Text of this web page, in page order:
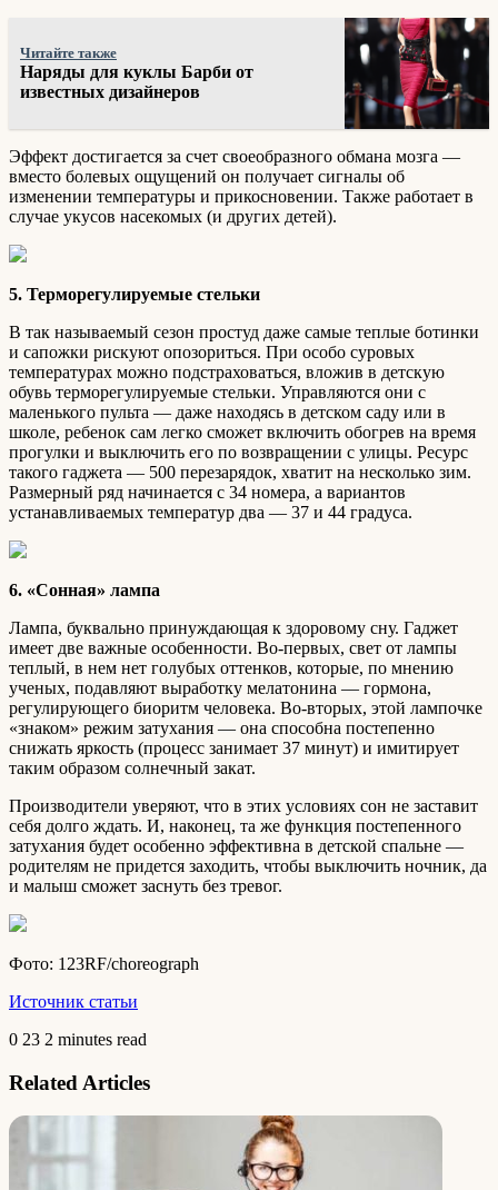
Читайте также
Наряды для куклы Барби от
известных дизайнеров
Эффект достигается за счет своеобразного обмана мозга —
вместо болевых ощущений он получает сигналы об
изменении температуры и прикосновении. Также работает в
случае укусов насекомых (и других детей).
5. Терморегулируемые стельки
В так называемый сезон простуд даже самые теплые ботинки
и сапожки рискуют опозориться. При особо суровых
температурах можно подстраховаться, вложив в детскую
обувь терморегулируемые стельки. Управляются они с
маленького пульта — даже находясь в детском саду или в
школе, ребенок сам легко сможет включить обогрев на время
прогулки и выключить его по возвращении с улицы. Ресурс
такого гаджета — 500 перезарядок, хватит на несколько зим.
Размерный ряд начинается с 34 номера, а вариантов
устанавливаемых температур два — 37 и 44 градуса.
6. «Сонная» лампа
Лампа, буквально принуждающая к здоровому сну. Гаджет
имеет две важные особенности. Во-первых, свет от лампы
теплый, в нем нет голубых оттенков, которые, по мнению
ученых, подавляют выработку мелатонина — гормона,
регулирующего биоритм человека. Во-вторых, этой лампочке
«знаком» режим затухания — она способна постепенно
снижать яркость (процесс занимает 37 минут) и имитирует
таким образом солнечный закат.
Производители уверяют, что в этих условиях сон не заставит
себя долго ждать. И, наконец, та же функция постепенного
затухания будет особенно эффективна в детской спальне —
родителям не придется заходить, чтобы выключить ночник, да
и малыш сможет заснуть без тревог.
Фото: 123RF/choreograph
Источник статьи
0 23 2 minutes read
Related Articles